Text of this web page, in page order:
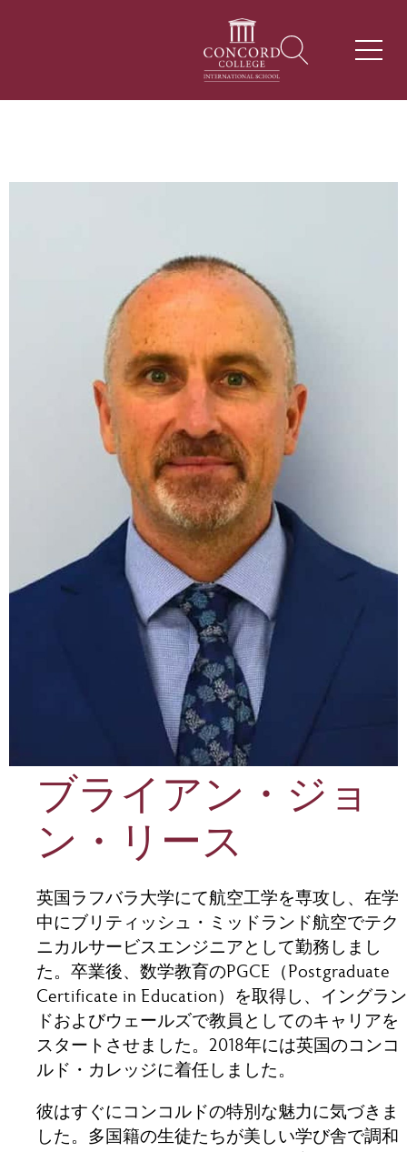
ブライアン・ジョ
ン・リース
英国ラフバラ大学にて航空工学を専攻し、在学
中にブリティッシュ・ミッドランド航空でテク
ニカルサービスエンジニアとして勤務しまし
た。卒業後、数学教育のPGCE（Postgraduate
Certificate in Education）を取得し、イングラン
ドおよびウェールズで教員としてのキャリアを
スタートさせました。2018年には英国のコンコ
ルド・カレッジに着任しました。
彼はすぐにコンコルドの特別な魅力に気づきま
した。多国籍の生徒たちが美しい学び舎で調和